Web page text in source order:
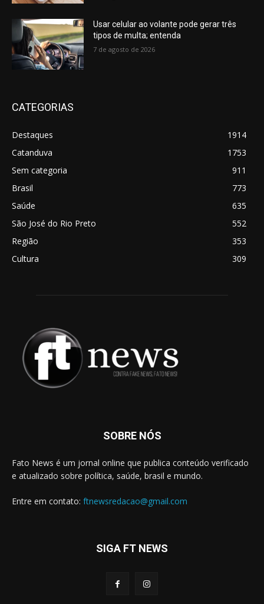
Usar celular ao volante pode gerar três
tipos de multa; entenda
7 de agosto de 2026
CATEGORIAS
Destaques
1914
Catanduva
1753
Sem categoria
911
Brasil
773
Saúde
635
São José do Rio Preto
552
Região
353
Cultura
309
SOBRE NÓS
Fato News é um jornal online que publica conteúdo verificado
e atualizado sobre política, saúde, brasil e mundo.
Entre em contato: ftnewsredacao@gmail.com
SIGA FT NEWS